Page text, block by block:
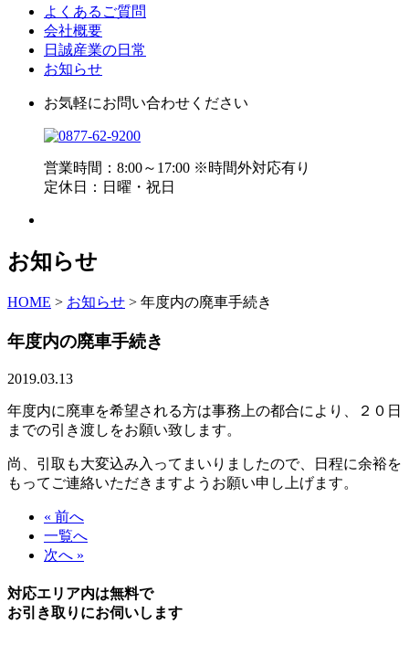
よくあるご質問
会社概要
日誠産業の日常
お知らせ
お気軽にお問い合わせください
営業時間：8:00～17:00 ※時間外対応有り
定休日：日曜・祝日
お知らせ
HOME > お知らせ > 年度内の廃車手続き
年度内の廃車手続き
2019.03.13
年度内に廃車を希望される方は事務上の都合により、２０日
までの引き渡しをお願い致します。
尚、引取も大変込み入ってまいりましたので、日程に余裕を
もってご連絡いただきますようお願い申し上げます。
« 前へ
一覧へ
次へ »
対応エリア内は無料で
お引き取りにお伺いします